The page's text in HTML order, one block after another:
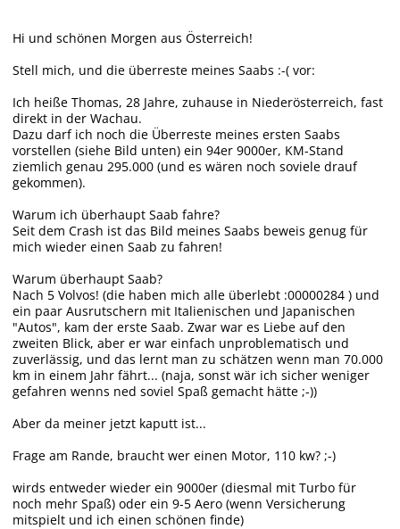
Hi und schönen Morgen aus Österreich!
Stell mich, und die überreste meines Saabs :-( vor:
Ich heiße Thomas, 28 Jahre, zuhause in Niederösterreich, fast
direkt in der Wachau.
Dazu darf ich noch die Überreste meines ersten Saabs
vorstellen (siehe Bild unten) ein 94er 9000er, KM-Stand
ziemlich genau 295.000 (und es wären noch soviele drauf
gekommen).
Warum ich überhaupt Saab fahre?
Seit dem Crash ist das Bild meines Saabs beweis genug für
mich wieder einen Saab zu fahren!
Warum überhaupt Saab?
Nach 5 Volvos! (die haben mich alle überlebt :00000284 ) und
ein paar Ausrutschern mit Italienischen und Japanischen
"Autos", kam der erste Saab. Zwar war es Liebe auf den
zweiten Blick, aber er war einfach unproblematisch und
zuverlässig, und das lernt man zu schätzen wenn man 70.000
km in einem Jahr fährt... (naja, sonst wär ich sicher weniger
gefahren wenns ned soviel Spaß gemacht hätte ;-))
Aber da meiner jetzt kaputt ist...
Frage am Rande, braucht wer einen Motor, 110 kw? ;-)
wirds entweder wieder ein 9000er (diesmal mit Turbo für
noch mehr Spaß) oder ein 9-5 Aero (wenn Versicherung
mitspielt und ich einen schönen finde)